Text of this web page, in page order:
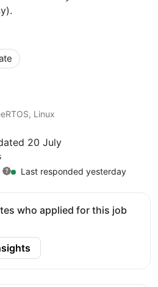
Linux
20 July
Last responded yesterday
who applied for this job